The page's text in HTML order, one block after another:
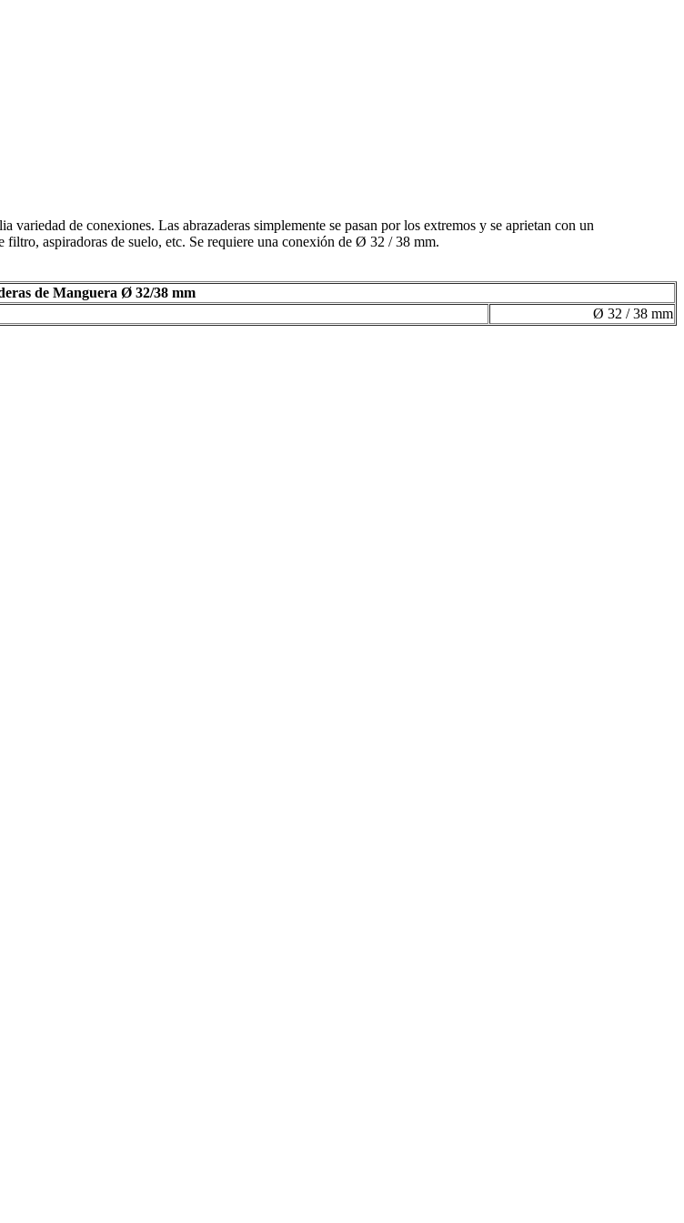
variedad de conexiones. Las abrazaderas simplemente se pasan por los extremos y se aprietan con un
filtro, aspiradoras de suelo, etc. Se requiere una conexión de Ø 32 / 38 mm.
de Manguera Ø 32/38 mm
Ø 32 / 38 mm